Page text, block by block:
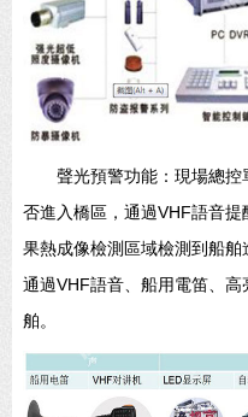
聲光預警功能：現場總
否進入橋區，通過VHF語音
果熱成像檢測區域檢測到船
通過VHF語音、船用電笛、
舶。